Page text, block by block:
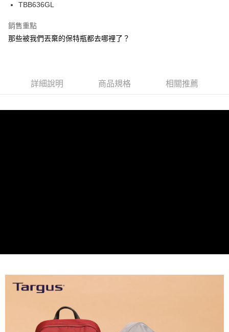
台灣樂天信用卡公司
運送方式
離島郵局
TBB636GL
銷售重點
那些被我們丟棄的保特瓶都去哪裡了？
詳細說明 商品規格 相關推薦